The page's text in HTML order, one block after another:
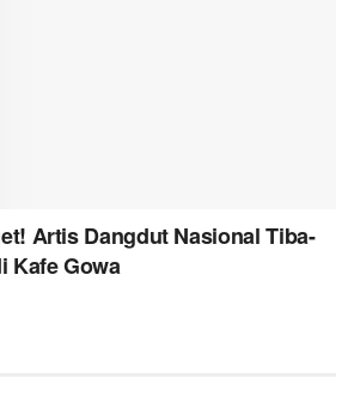
Artis Dangdut Nasional Tiba-
Kafe Gowa